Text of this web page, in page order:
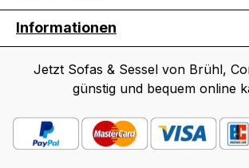
Informationen
Jetzt Sofas & Sessel von Brühl,
günstig und bequem online